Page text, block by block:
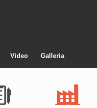
Video Galleria